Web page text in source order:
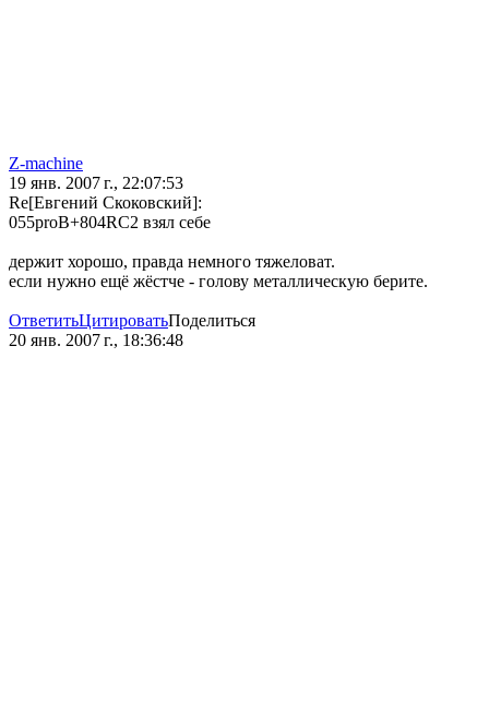
Z-machine
19 янв. 2007 г., 22:07:53
Re[Евгений Скоковский]:
055proB+804RC2 взял себе
держит хорошо, правда немного тяжеловат.
если нужно ещё жёстче - голову металлическую берите.
ОтветитьЦитироватьПоделиться
20 янв. 2007 г., 18:36:48